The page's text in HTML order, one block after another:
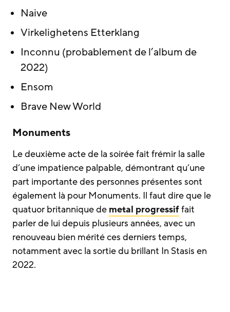
Naive
Virkelighetens Etterklang
Inconnu (probablement de l’album de
2022)
Ensom
Brave New World
Monuments
Le deuxième acte de la soirée fait frémir la salle
d’une impatience palpable, démontrant qu’une
part importante des personnes présentes sont
également là pour Monuments. Il faut dire que le
quatuor britannique de metal progressiffait
parler de lui depuis plusieurs années, avec un
renouveau bien mérité ces derniers temps,
notamment avec la sortie du brillant In Stasis en
2022.